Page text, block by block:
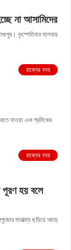
না আসামিদের
বৃহস্পতিবার মালদায়
রাজ্যের খবর
যাওয়া এক শ্রমিকের
রাজ্যের খবর
পূরণ হয় বলে
মাহাত্ম্য ছড়িয়ে আছে